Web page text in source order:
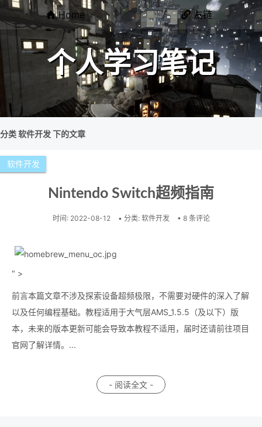
Home 友链
个人学习笔记
分类 软件开发 下的文章
软件开发
Nintendo Switch超频指南
时间: 2022-08-12 • 分类: 软件开发 • 8 条评论
" >
前言本篇文章不涉及探索设备超频极限，不需要对硬件的深入了解
以及任何编程基础。教程适用于大气层AMS_1.5.5（及以下）版
本，未来的版本更新可能会导致本教程不适用，届时还请前往项目
官网了解详情。...
- 阅读全文 -